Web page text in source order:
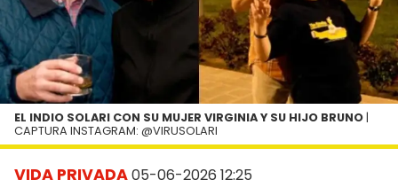
VIDA PRIVADA05-06-2026 12:25
EL INDIO SOLARI CON SU MUJER VIRGINIA Y SU HIJO BRUNO |
CAPTURA INSTAGRAM: @VIRUSOLARI